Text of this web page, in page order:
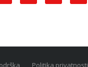
Politika privatnosti